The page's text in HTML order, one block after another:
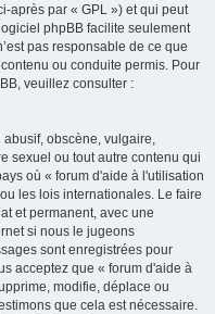
après par « GPL ») et qui peut
phpBB facilite seulement
pas responsable de ce que
ou conduite permis. Pour
veuillez consulter :
obscène, vulgaire,
sexuel ou tout autre contenu qui
où « forum d'aide à l'utilisation
les lois internationales. Le faire
et permanent, avec une
si nous le jugeons
sont enregistrées pour
acceptez que « forum d'aide à
modifie, déplace ou
que cela est nécessaire.